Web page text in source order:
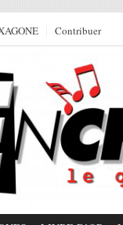
Contribuer